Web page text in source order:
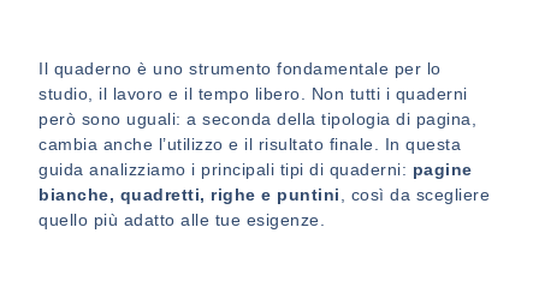
Il quaderno è uno strumento fondamentale per lo
studio, il lavoro e il tempo libero. Non tutti i quaderni
però sono uguali: a seconda della tipologia di pagina,
cambia anche l’utilizzo e il risultato finale. In questa
guida analizziamo i principali tipi di quaderni: pagine
bianche, quadretti, righe e puntini, così da scegliere
quello più adatto alle tue esigenze.